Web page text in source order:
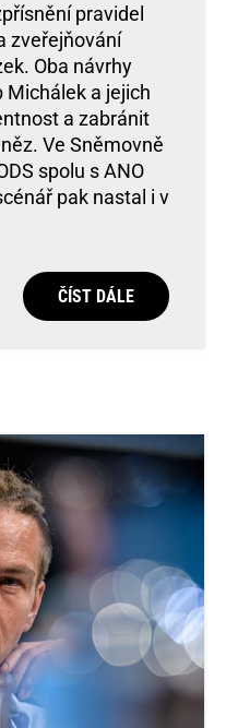
pravidel
zveřejňování
Oba návrhy
Michálek a jejich
a zabránit
Ve Sněmovně
spolu s ANO
pak nastal i v
ČÍST DÁLE